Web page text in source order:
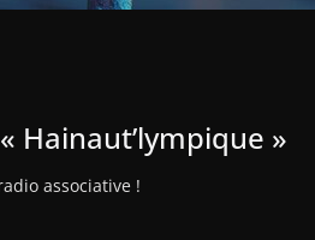
Hainaut’lympique »
associative !